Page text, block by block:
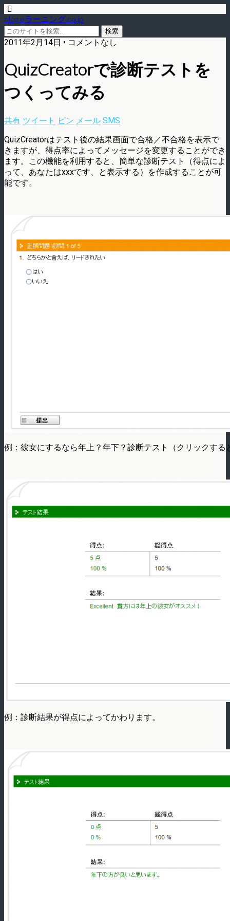
blog.eラーニング.co.jp
2011年2月14日 • コメントなし
QuizCreatorで診断テストを
つくってみる
共有 ツイート ピン メール SMS
QuizCreatorはテスト後の結果画面で合格／不合格を表示で
きますが、得点率によってメッセージを変更することができ
ます。この機能を利用すると、簡単な診断テスト（得点によ
って、あなたはxxxです、と表示する）を作成することが可
能です。
例：彼女にするなら年上？年下？診断テスト（クリックする
例：診断結果が得点によってかわります。